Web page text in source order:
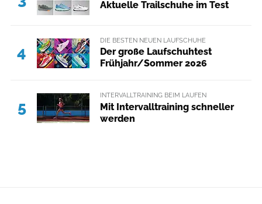
Aktuelle Trailschuhe im Test
4
DIE BESTEN NEUEN LAUFSCHUHE
Der große Laufschuhtest
Frühjahr/Sommer 2026
5
INTERVALLTRAINING BEIM LAUFEN
Mit Intervalltraining schneller
werden